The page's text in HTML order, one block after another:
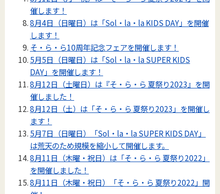
催します！
8月4日（日曜日）は「Sol・la・la KIDS DAY」を開催
します！
そ・ら・ら10周年記念フェアを開催します！
5月5日（日曜日）は「Sol・la・la SUPER KIDS
DAY」を開催します！
8月12日（土曜日）は『そ・ら・ら 夏祭り2023』を開
催しました！
8月12日（土）は「そ・ら・ら 夏祭り2023」を開催し
ます！
5月7日（日曜日）「Sol・la・la SUPER KIDS DAY」
は荒天のため規模を縮小して開催します。
8月11日（木曜・祝日）は「そ・ら・ら 夏祭り2022」
を開催しました！
8月11日（木曜・祝日）「そ・ら・ら 夏祭り2022」開